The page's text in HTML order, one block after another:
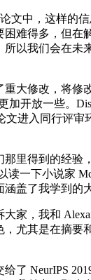
中，这样的信
困难得多，但在
所以我们会在未
大修改，将修
加开放一些。
文进入同行评
里得到的经验
读一下小说家
盖了我学到的
，我和
，尤其是在摘要
NeurIPS